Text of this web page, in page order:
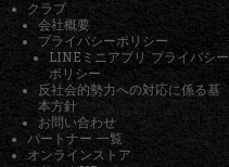
クラブ
会社概要
プライバシーポリシー
LINEミニアプリ プライバシー
ポリシー
反社会的勢力への対応に係る基
本方針
お問い合わせ
パートナー 一覧
オンラインストア